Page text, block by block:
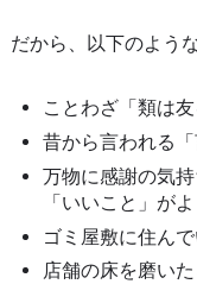
だから、以下のよう
ことわざ「類は友
昔から言われる「
万物に感謝の気
「いいこと」が
ゴミ屋敷に住ん
店舗の床を磨い